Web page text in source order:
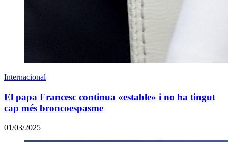
Internacional
El papa Francesc continua «estable» i no ha tingut
cap més broncoespasme
01/03/2025